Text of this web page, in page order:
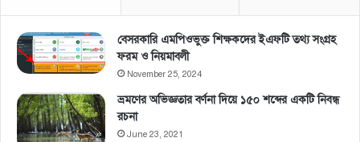
বেসরকারি এমপিওভুক্ত শিক্ষকদের ইএফটি তথ্য সংগ্রহ
ফরম ও নিয়মাবলী
November 25, 2024
ভ্রমণের অভিজ্ঞতার বর্ণনা দিয়ে ১৫০ শব্দের একটি নিবন্ধ
রচনা
June 23, 2021